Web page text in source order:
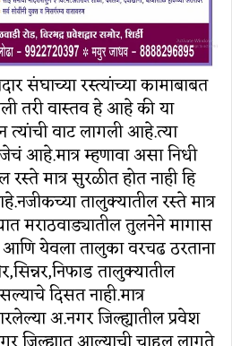
संघाच्या रस्त्यांच्या कामाबाबत
तरी वास्तव हे आहे की या
त्यांची वाट लागली आहे.त्या
आहे.मात्र म्हणावा असा निधी
मात्र सुरळीत होत नाही हि
तालुक्यातील रस्ते मात्र
मराठवाड्यातील तुलनेने मागास
येवला तालुका वरचढ ठरताना
तालुक्यातील
दिसत नाही.मात्र
अ.नगर जिल्ह्यातील प्रवेश